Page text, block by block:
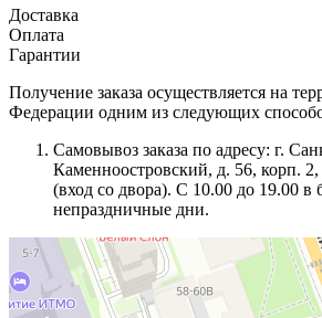
Доставка
Оплата
Гарантии
Получение заказа осуществляется на
Федерации одним из следующих
Самовывоз заказа по адресу: г.
Каменноостровский, д. 56, корп.
(вход со двора). С 10.00 до 19.00 в
непраздничные дни.